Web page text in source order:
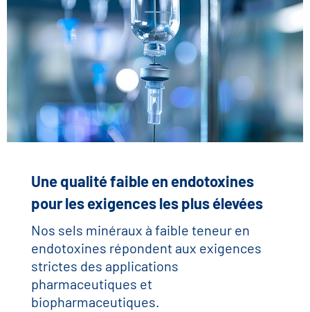
Une qualité faible en endotoxines
pour les exigences les plus élevées
Nos sels minéraux à faible teneur en
endotoxines répondent aux exigences
strictes des applications
pharmaceutiques et
biopharmaceutiques.